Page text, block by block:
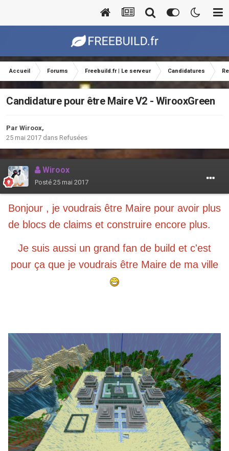
Accueil Forums Freebuild.fr | Le serveur Candidatures
Candidature pour être Maire V2 - WirooxGreen
Par Wiroox,
25 mai 2017 dans Refusées
Wiroox
Posté 25 mai 2017
Bonjour , je voudrais être Maire pour avoir plus
de blocs de claims et construire encore plus.
Je suis aussi un grand fan de build et c'est
pour ça que je voudrais être Maire de ma ville